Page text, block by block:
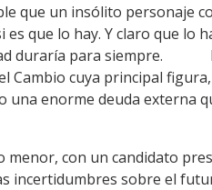
que un insólito personaje
que lo hay. Y claro que lo
duraría para siempre.
cuya principal
enorme deuda externa
con un candidato
incertidumbres sobre el